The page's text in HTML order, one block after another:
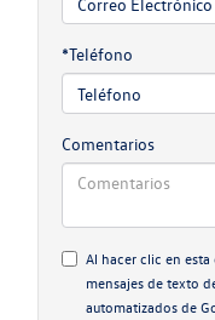
*Teléfono
Comentarios
Al hacer clic en
mensajes de texto
automatizados de